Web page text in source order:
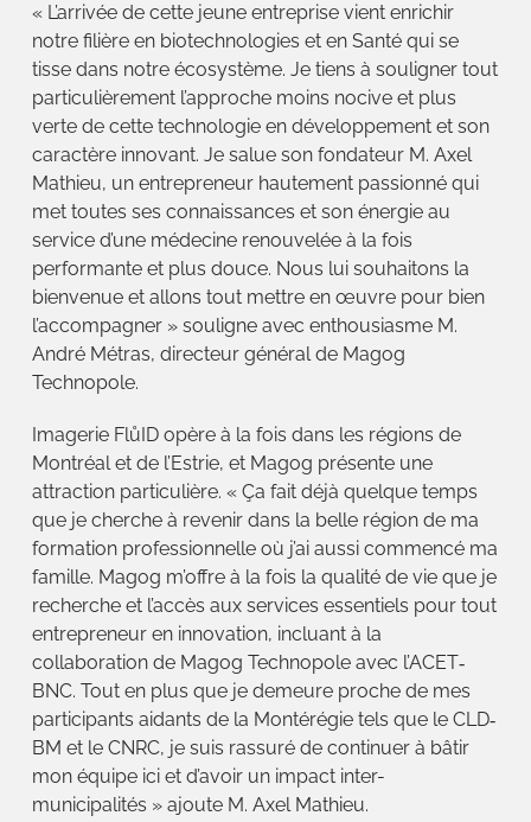
« L’arrivée de cette jeune entreprise vient enrichir
notre filière en biotechnologies et en Santé qui se
tisse dans notre écosystème. Je tiens à souligner tout
particulièrement l’approche moins nocive et plus
verte de cette technologie en développement et son
caractère innovant. Je salue son fondateur M. Axel
Mathieu, un entrepreneur hautement passionné qui
met toutes ses connaissances et son énergie au
service d’une médecine renouvelée à la fois
performante et plus douce. Nous lui souhaitons la
bienvenue et allons tout mettre en œuvre pour bien
l’accompagner » souligne avec enthousiasme M.
André Métras, directeur général de Magog
Technopole.
Imagerie FlůID opère à la fois dans les régions de
Montréal et de l’Estrie, et Magog présente une
attraction particulière. « Ça fait déjà quelque temps
que je cherche à revenir dans la belle région de ma
formation professionnelle où j’ai aussi commencé ma
famille. Magog m’offre à la fois la qualité de vie que je
recherche et l’accès aux services essentiels pour tout
entrepreneur en innovation, incluant à la
collaboration de Magog Technopole avec l’ACET‐
BNC. Tout en plus que je demeure proche de mes
participants aidants de la Montérégie tels que le CLD‐
BM et le CNRC, je suis rassuré de continuer à bâtir
mon équipe ici et d’avoir un impact inter-
municipalités » ajoute M. Axel Mathieu.